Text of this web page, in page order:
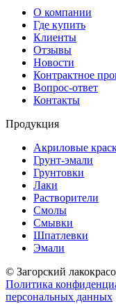
О компании
Где купить
Клиенты
Отзывы
Новости
Контрактное
Вопрос-ответ
Контакты
Продукция
Акриловые
Грунт-эмали
Грунтовки
Лаки
Растворители
Смолы
Смывки
Шпатлевки
Эмали
© Загорский
Политика
персональных данных